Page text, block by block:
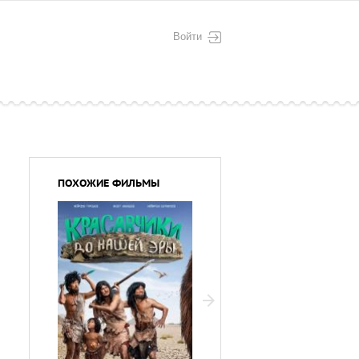
Войти
ПОХОЖИЕ ФИЛЬМЫ